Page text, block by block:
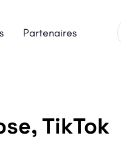
Partenaires
TikTok